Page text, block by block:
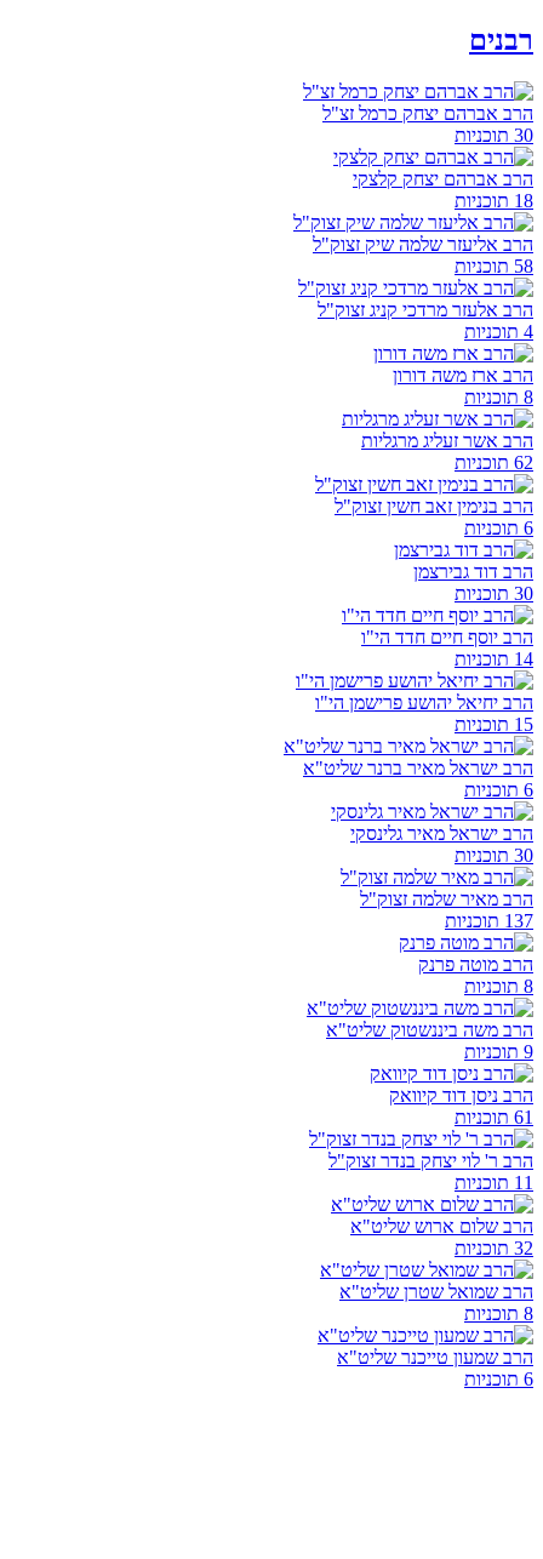
רבנים
הרב אברהם יצחק כרמל זצ"ל
30 תוכניות
הרב אברהם יצחק קלצקי
18 תוכניות
הרב אליעזר שלמה שיק זצוק"ל
58 תוכניות
הרב אלעזר מרדכי קניג זצוק"ל
4 תוכניות
הרב ארז משה דורון
8 תוכניות
הרב אשר זעליג מרגליות
62 תוכניות
הרב בנימין זאב חשין זצוק"ל
6 תוכניות
הרב דוד גבירצמן
30 תוכניות
הרב יוסף חיים חדד הי"ו
14 תוכניות
הרב יחיאל יהושע פרישמן הי"ו
15 תוכניות
הרב ישראל מאיר ברנר שליט"א
6 תוכניות
הרב ישראל מאיר גלינסקי
30 תוכניות
הרב מאיר שלמה זצוק"ל
137 תוכניות
הרב מוטה פרנק
8 תוכניות
הרב משה ביננשטוק שליט"א
9 תוכניות
הרב ניסן דוד קיוואק
61 תוכניות
הרב ר' לוי יצחק בנדר זצוק"ל
11 תוכניות
הרב שלום ארוש שליט"א
32 תוכניות
הרב שמואל שטרן שליט"א
8 תוכניות
הרב שמעון טייכנר שליט"א
6 תוכניות